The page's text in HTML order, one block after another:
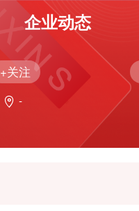
企业动态
+关注
-